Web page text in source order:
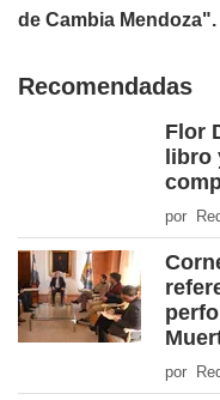
de Cambia Mendoza".
Recomendadas
Flor
por
por